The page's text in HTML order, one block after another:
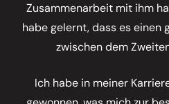
Zusammenarbeit mit ihm
habe gelernt, dass es einen
zwischen dem
Ich habe in meiner